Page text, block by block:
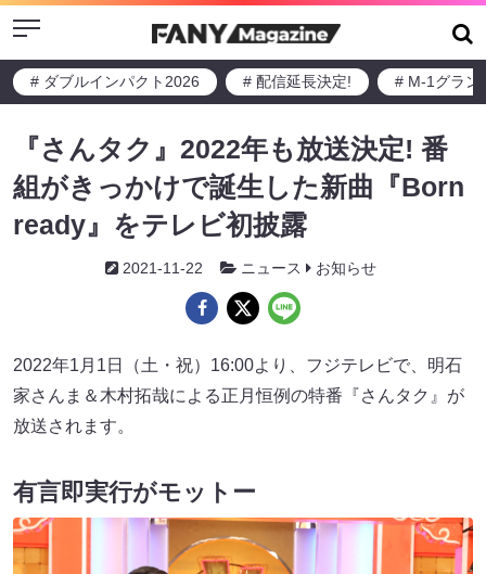
Menu
# ダブルインパクト2026 # 配信延長決定! # M-1グラン
『さんタク』2022年も放送決定! 番
組がきっかけで誕生した新曲『Born
ready』をテレビ初披露
2021-11-22 ニュース お知らせ
2022年1月1日（土・祝）16:00より、フジテレビで、明石
家さんま＆木村拓哉による正月恒例の特番『さんタク』が
放送されます。
有言即実行がモットー